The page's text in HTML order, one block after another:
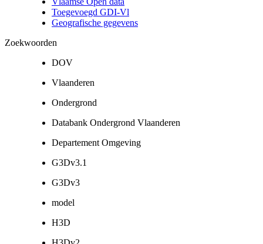
Toegevoegd GDI-Vl
Geografische gegevens
Zoekwoorden
DOV
Vlaanderen
Ondergrond
Databank Ondergrond Vlaanderen
Departement Omgeving
G3Dv3.1
G3Dv3
model
H3D